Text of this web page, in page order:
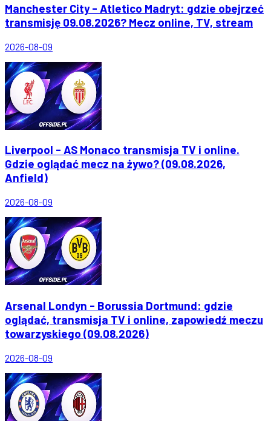
Manchester City - Atletico Madryt: gdzie obejrzeć
transmisję 09.08.2026? Mecz online, TV, stream
2026-08-09
Liverpool - AS Monaco transmisja TV i online.
Gdzie oglądać mecz na żywo? (09.08.2026,
Anfield)
2026-08-09
Arsenal Londyn - Borussia Dortmund: gdzie
oglądać, transmisja TV i online, zapowiedź meczu
towarzyskiego (09.08.2026)
2026-08-09